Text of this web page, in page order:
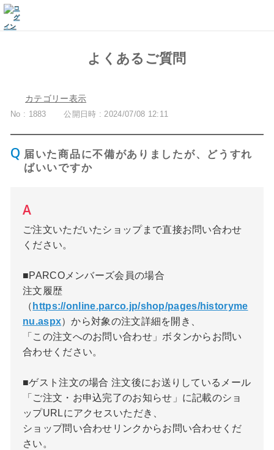
よくあるご質問
カテゴリー表示
No : 1883 公開日時 : 2024/07/08 12:11
届いた商品に不備がありましたが、どうすれ
ばいいですか
ご注文いただいたショップまで直接お問い合わせ
ください。
■PARCOメンバーズ会員の場合
注文履歴
（ https://online.parco.jp/shop/pages/historyme
nu.aspx）から対象の注文詳細を開き、
「この注文へのお問い合わせ」ボタンからお問い
合わせください。
■ゲスト注文の場合 注文後にお送りしているメール
「ご注文・お申込完了のお知らせ」に記載のショ
ップURLにアクセスいただき、
ショップ問い合わせリンクからお問い合わせくだ
さい。